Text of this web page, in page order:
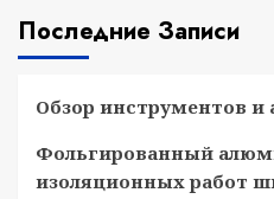
Последние Записи
Обзор инструментов и
Фольгированный
изоляционных работ